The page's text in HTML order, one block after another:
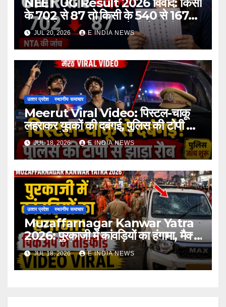
के 702 से 87 तो किसी के 540 से 167
अंक होने का दावा, NTA ने दी चेतावनी
JUL 20, 2026 E INDIA NEWS
उत्‍तर प्रदेश स्थानीय समाचार
Meerut Viral Video: पिस्टल-चाकू
लहराकर युवकों की दबंगई, पुलिस की टोपी से
दिखाया रौब
JUL 18, 2026 E INDIA NEWS
उत्‍तर प्रदेश स्थानीय समाचार
Muzaffarnagar Kanwar Yatra
2026: पुरकाजी में कांवड़ियों का हंगामा, मैक्स
पिकअप में तोड़फोड़
JUL 18, 2026 E INDIA NEWS